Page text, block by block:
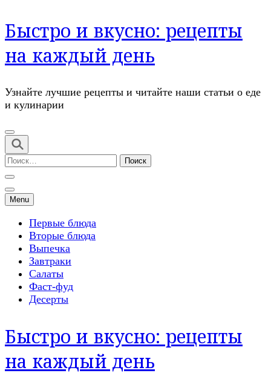
Перейти
к
содержимому
(нажмите
Быстро и вкусно: рецепты
на каждый день
Узнайте лучшие рецепты и читайте наши статьи о еде
и кулинарии
Найти:
Menu
Первые блюда
Вторые блюда
Выпечка
Завтраки
Салаты
Фаст-фуд
Десерты
Быстро и вкусно: рецепты
на каждый день